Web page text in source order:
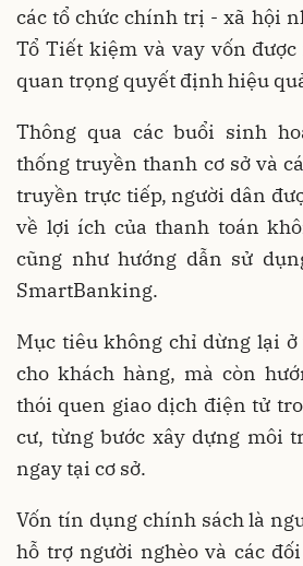
các tổ chức chính trị - xã hội
Tổ Tiết kiệm và vay vốn
quan trọng quyết định hiệu
Thông qua các buổi sinh
thống truyền thanh cơ sở và
truyền trực tiếp, người dân
về lợi ích của thanh toán
cũng như hướng dẫn sử
SmartBanking.
Mục tiêu không chỉ dừng lại
cho khách hàng, mà còn
thói quen giao dịch điện tử
cư, từng bước xây dựng môi
ngay tại cơ sở.
Vốn tín dụng chính sách là
hỗ trợ người nghèo và các